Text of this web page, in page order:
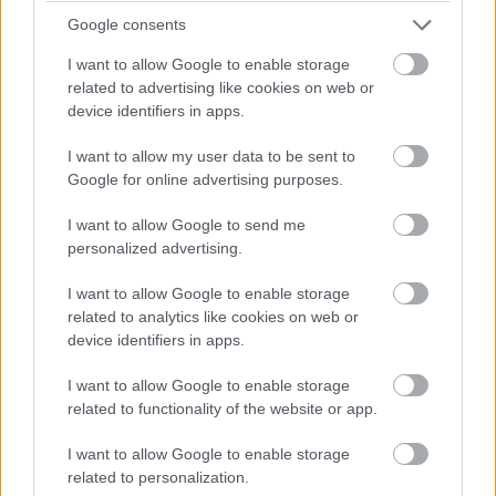
Google consents
I want to allow Google to enable storage
related to advertising like cookies on web or
device identifiers in apps.
I want to allow my user data to be sent to
Google for online advertising purposes.
I want to allow Google to send me
personalized advertising.
I want to allow Google to enable storage
related to analytics like cookies on web or
device identifiers in apps.
I want to allow Google to enable storage
related to functionality of the website or app.
I want to allow Google to enable storage
related to personalization.
5 diétásnak hitt étel, ami valójában csak kilókat
pakol Rád!
Így lehet kockahasad úszógumi helyett
Egy nullkalóriás zöldség, ami nagyon jól
variálható és igazán egészséges